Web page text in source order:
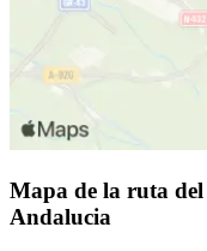
Mapa de la ruta
Andalucia